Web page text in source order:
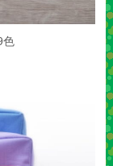
色